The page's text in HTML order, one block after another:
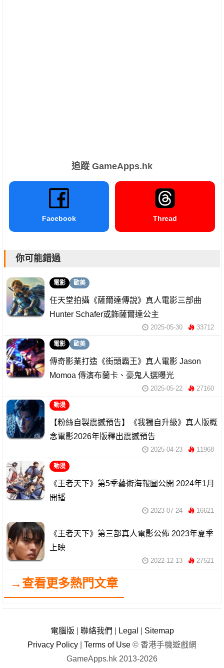
追蹤 GameApps.hk
Facebook Thread
你可能錯過
電影 歐美
任天堂拍攝《薩爾達傳說》真人電影三部曲
Hunter Schafer或飾薩爾達公主
2025-05-30 33712
電影 歐美
傳奇影業打造《街頭霸王》真人電影 Jason
Momoa 傳演布蘭卡、豪鬼人選曝光
2025-05-22 27160
動漫
【粉絲自製震撼預告】《我獨自升級》真人版概
念電影2026年版釋出震撼預告
2025-04-23 11968
動漫
《王者天下》第5季藝術海報圖公開 2024年1月
開播
2023-07-24 16621
《王者天下》第三部真人電影公佈 2023年夏季
上映
2022-12-13 27521
→查看更多熱門文章
電腦版 聯絡我們 Legal
Sitemap
Privacy Policy
Terms of Use © 香港手機遊戲網
GameApps.hk 2013-2026